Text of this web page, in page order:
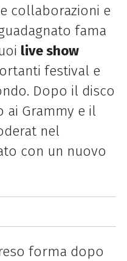
collaborazioni e
fama
live show
festival e
Dopo il disco
ai Grammy e il
nel
con un nuovo
forma dopo